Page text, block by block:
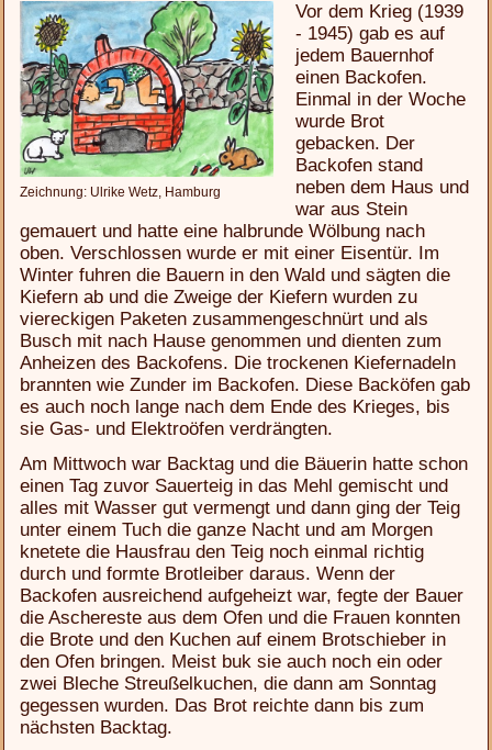
Zeichnung: Ulrike Wetz, Hamburg
Vor dem Krieg (1939
- 1945) gab es auf
jedem Bauernhof
einen Backofen.
Einmal in der Woche
wurde Brot
gebacken. Der
Backofen stand
neben dem Haus und
war aus Stein
gemauert und hatte eine halbrunde Wölbung nach
oben. Verschlossen wurde er mit einer Eisentür. Im
Winter fuhren die Bauern in den Wald und sägten die
Kiefern ab und die Zweige der Kiefern wurden zu
viereckigen Paketen zusammengeschnürt und als
Busch mit nach Hause genommen und dienten zum
Anheizen des Backofens. Die trockenen Kiefernadeln
brannten wie Zunder im Backofen. Diese Backöfen gab
es auch noch lange nach dem Ende des Krieges, bis
sie Gas- und Elektroöfen verdrängten.
Am Mittwoch war Backtag und die Bäuerin hatte schon
einen Tag zuvor Sauerteig in das Mehl gemischt und
alles mit Wasser gut vermengt und dann ging der Teig
unter einem Tuch die ganze Nacht und am Morgen
knetete die Hausfrau den Teig noch einmal richtig
durch und formte Brotleiber daraus. Wenn der
Backofen ausreichend aufgeheizt war, fegte der Bauer
die Aschereste aus dem Ofen und die Frauen konnten
die Brote und den Kuchen auf einem Brotschieber in
den Ofen bringen. Meist buk sie auch noch ein oder
zwei Bleche Streußelkuchen, die dann am Sonntag
gegessen wurden. Das Brot reichte dann bis zum
nächsten Backtag.